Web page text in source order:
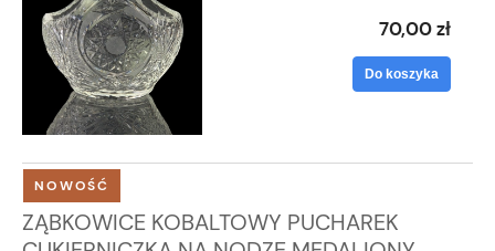
70,00 zł
Do koszyka
ZĄBKOWICE KOBALTOWY PUCHAREK
NOWOŚĆ